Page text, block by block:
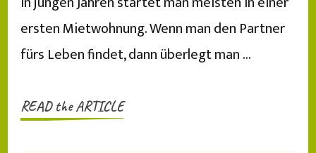
ersten Mietwohnung. Wenn man den Partner
fürs Leben findet, dann überlegt man …
READ the ARTICLE